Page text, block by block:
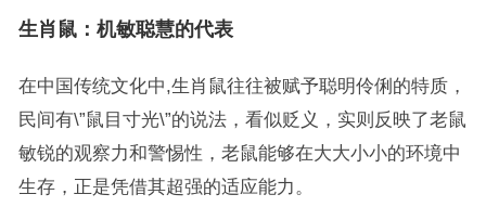
生肖鼠：机敏聪慧的代表
在中国传统文化中,生肖鼠往往被赋予聪明伶俐的特质，
民间有\”鼠目寸光\”的说法，看似贬义，实则反映了老鼠
敏锐的观察力和警惕性，老鼠能够在大大小小的环境中
生存，正是凭借其超强的适应能力。